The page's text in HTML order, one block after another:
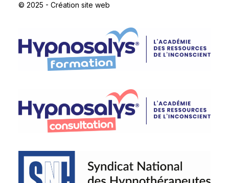
© 2025 - Création site web